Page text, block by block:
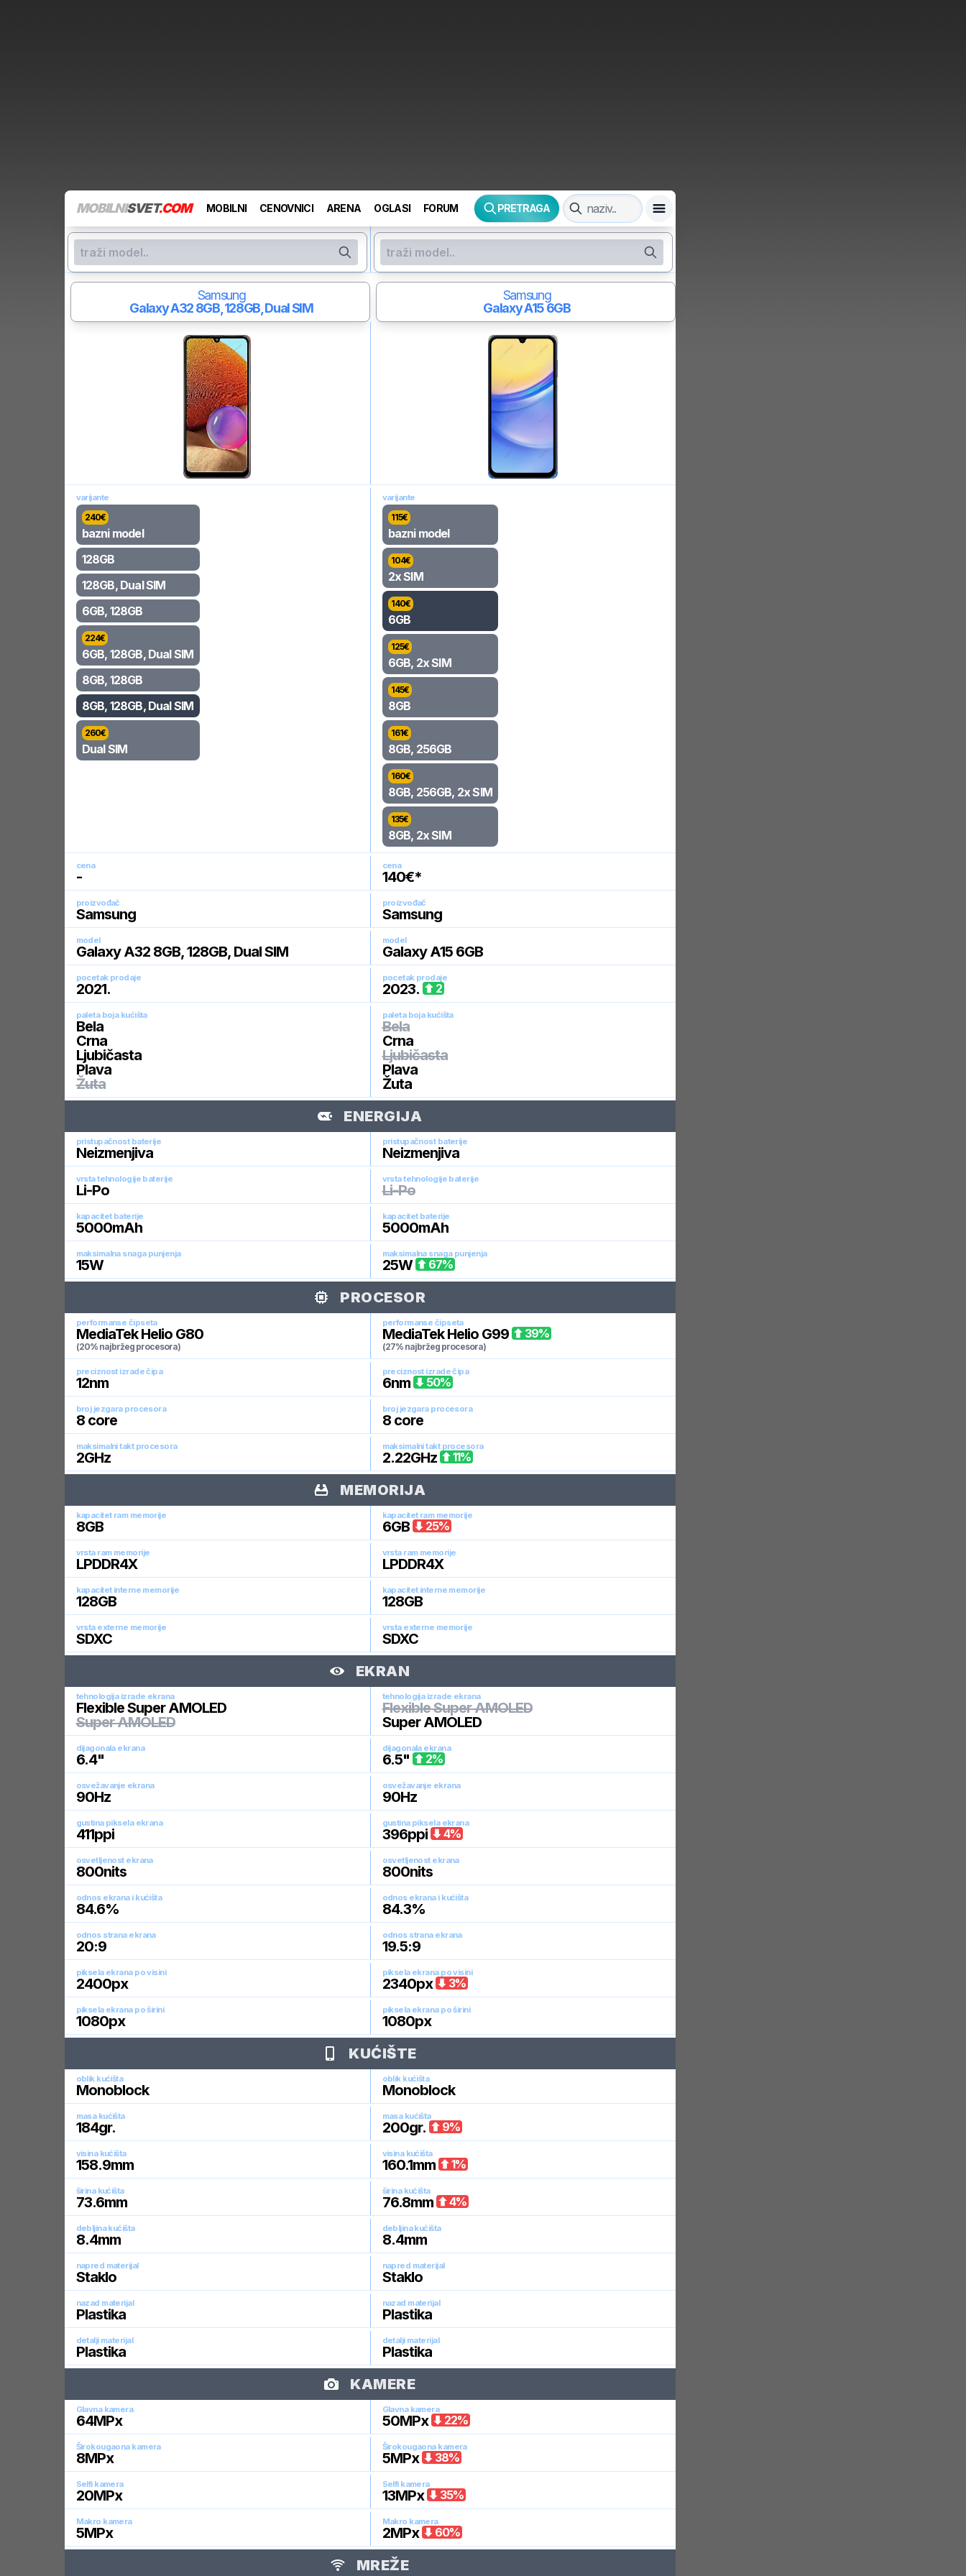
MOBILNISVET.COM MOBILNI CENOVNICI ARENA OGLASI FORUM PRETRAGA
Samsung
Galaxy A328GB, 128GB, Dual SIM
Samsung
Galaxy A156GB
varijante
240€
bazni model
128GB
128GB, Dual SIM
6GB, 128GB
224€
6GB, 128GB, Dual SIM
8GB, 128GB
8GB, 128GB, Dual SIM
260€
Dual SIM
varijante
115€
bazni model
104€
2x SIM
140€
6GB
125€
6GB, 2x SIM
145€
8GB
161€
8GB, 256GB
160€
8GB, 256GB, 2x SIM
135€
8GB, 2x SIM
cena
-
cena
140€*
proizvođač
Samsung
proizvođač
Samsung
model
Galaxy A32 8GB, 128GB, Dual SIM
model
Galaxy A15 6GB
pocetak prodaje
2021.
pocetak prodaje
2023. 2
paleta boja kućišta
Bela
Crna
Ljubičasta
Plava
Žuta
paleta boja kućišta
Bela
Crna
Ljubičasta
Plava
Žuta
ENERGIJA
pristupačnost baterije
Neizmenjiva
pristupačnost baterije
Neizmenjiva
vrsta tehnologije baterije
Li-Po
vrsta tehnologije baterije
Li-Po
kapacitet baterije
5000mAh
kapacitet baterije
5000mAh
maksimalna snaga punjenja
15W
maksimalna snaga punjenja
25W 67%
PROCESOR
performanse čipseta
MediaTek Helio G80
(20% najbržeg procesora)
performanse čipseta
MediaTek Helio G99
(27% najbržeg procesora)
39%
preciznost izrade čipa
12nm
preciznost izrade čipa
6nm 50%
broj jezgara procesora
8core
broj jezgara procesora
8core
maksimalni takt procesora
2GHz
maksimalni takt procesora
2.22GHz 11%
MEMORIJA
kapacitet ram memorije
8GB
kapacitet ram memorije
6GB 25%
vrsta ram memorije
LPDDR4X
vrsta ram memorije
LPDDR4X
kapacitet interne memorije
128GB
kapacitet interne memorije
128GB
vrsta externe memorije
SDXC
vrsta externe memorije
SDXC
EKRAN
tehnologija izrade ekrana
Flexible Super AMOLED
Super AMOLED
tehnologija izrade ekrana
Flexible Super AMOLED
Super AMOLED
dijagonala ekrana
6.4"
dijagonala ekrana
6.5" 2%
osvežavanje ekrana
90Hz
osvežavanje ekrana
90Hz
gustina piksela ekrana
411ppi
gustina piksela ekrana
396ppi 4%
osvetljenost ekrana
800nits
osvetljenost ekrana
800nits
odnos ekrana i kućišta
84.6%
odnos ekrana i kućišta
84.3%
odnos strana ekrana
20:9
odnos strana ekrana
19.5:9
piksela ekrana po visini
2400px
piksela ekrana po visini
2340px 3%
piksela ekrana po širini
1080px
piksela ekrana po širini
1080px
KUĆIŠTE
oblik kućišta
Monoblock
oblik kućišta
Monoblock
masa kućišta
184gr.
masa kućišta
200gr. 9%
visina kućišta
158.9mm
visina kućišta
160.1mm 1%
širina kućišta
73.6mm
širina kućišta
76.8mm 4%
debljina kućišta
8.4mm
debljina kućišta
8.4mm
napred materijal
Staklo
napred materijal
Staklo
nazad materijal
Plastika
nazad materijal
Plastika
detalji materijal
Plastika
detalji materijal
Plastika
KAMERE
Glavna kamera
64MPx
Glavna kamera
50MPx 22%
Širokougaona kamera
8MPx
Širokougaona kamera
5MPx 38%
Selfi kamera
20MPx
Selfi kamera
13MPx 35%
Makro kamera
5MPx
Makro kamera
2MPx 60%
MREŽE